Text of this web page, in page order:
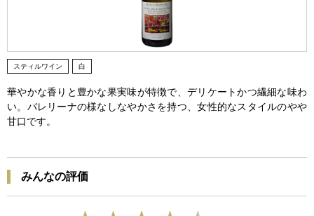
スティルワイン 白
華やかな香りと豊かな果実味が特徴で、デリケートかつ繊細な味わ
い。バレリーナの様なしなやかさを持つ、女性的なスタイルのやや
甘口です。
みんなの評価